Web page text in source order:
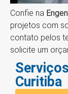
Confie na
projetos com
contato pelos
solicite um
Curitiba